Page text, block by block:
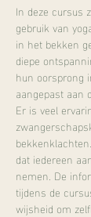
In deze cursus
gebruik van
in het bekken
diepe
hun oorsprong
aangepast aan
Er is veel
dat iedereen
nemen. De
tijdens de
wijsheid om